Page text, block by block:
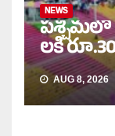
NEWS
పశ్చిమలో
లకి
AUG 8, 2026